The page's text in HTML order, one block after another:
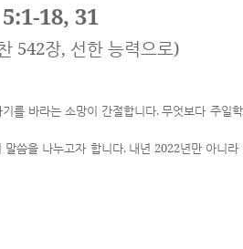
5:1-18, 31
542장, 선한 능력으로)
를 바라는 소망이 간절합니다.무엇보다 주일
말씀을 나누고자 합니다. 내년 2022년만 아니라